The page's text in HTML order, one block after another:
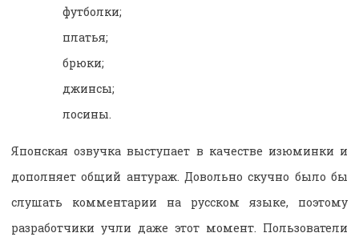
футболки;
платья;
брюки;
джинсы;
лосины.
Японская озвучка выступает в качестве изюминки и
дополняет общий антураж. Довольно скучно было бы
слушать комментарии на русском языке, поэтому
разработчики учли даже этот момент. Пользователи